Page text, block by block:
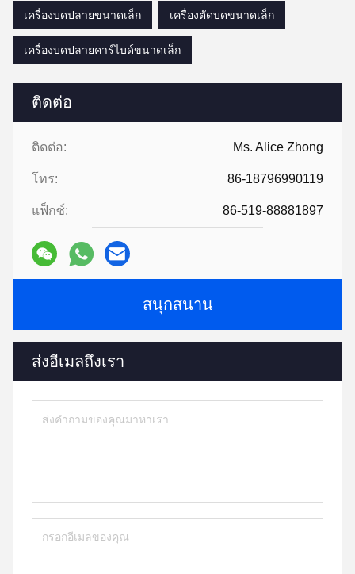
ติดต่อ
ติดต่อ: Ms. Alice Zhong
โทร: 86-18796990119
แฟ็กซ์: 86-519-88881897
สนุกสนาน
ส่งอีเมลถึงเรา
เครื่องบดปลายขนาดเล็ก เครื่องตัดบดขนาดเล็ก
เครื่องบดปลายคาร์ไบด์ขนาดเล็ก